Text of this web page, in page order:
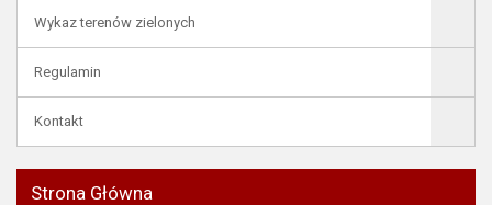
Wykaz terenów zielonych
Regulamin
Kontakt
Strona Główna